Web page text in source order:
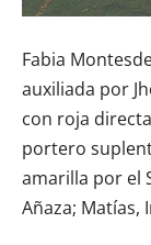
Fabia
auxiliada por
con roja
portero
amarilla por el
Añaza; Matías,